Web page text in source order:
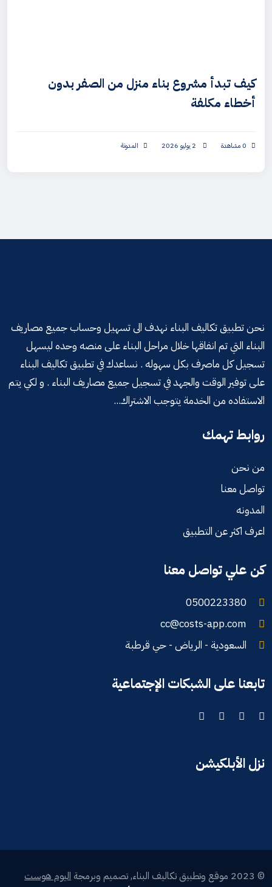
كيف تبدأ مشروع بناء منزل من الصفر بدون
أخطاء مكلفة
0 مشاهدة المدونة
نحن تطبيق تكاليف البناء نهدف الى تسهيل وحساب جميع مصاريف
البناء التي تم انفاقها خلال مراحل البناء على منصه وحده ليسهل
تسجيل كل ماصرف بكل سهوله . نساعدك في تطبيق تكاليف البناء
على توفير الوقت والجهد في تسجيل جميع مصاريف البناء . و لكي يتم
الاستفاده من الخدمة يتوجب الاشتراك...
روابط تهمك
من نحن
تواصل معنا
المدونه
اعرف اكثر عن التطبيق
كن علي تواصل معنا
السعودية - الرياض - حي قرطبة
تابعنا على الشبكات الإجتماعية
نزل الأبلكيشن
© 2023 موقع وتطبيق تكاليف البناء, تصميم وبرمجة اليوم هوست